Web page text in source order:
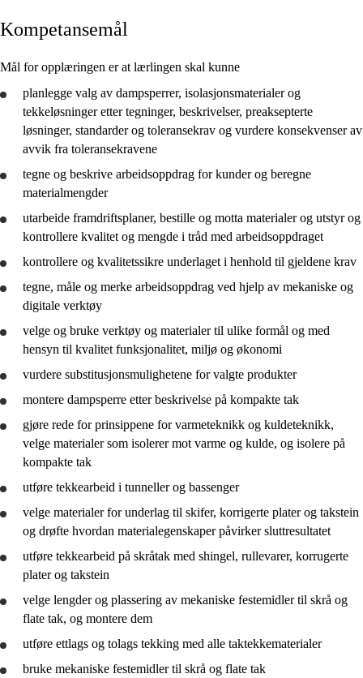
Kjerneelementer
Tverrfaglige temaer
Grunnleggende ferdigheter
Tak- og membrantekkerfaget
Kompetansemål
Mål for opplæringen er at lærlingen skal kunne
planlegge valg av dampsperrer, isolasjonsmaterialer og
tekkeløsninger etter tegninger, beskrivelser, preaksepterte
løsninger, standarder og toleransekrav og vurdere konsekvenser av
avvik fra toleransekravene
tegne og beskrive arbeidsoppdrag for kunder og beregne
materialmengder
utarbeide framdriftsplaner, bestille og motta materialer og utstyr og
kontrollere kvalitet og mengde i tråd med arbeidsoppdraget
kontrollere og kvalitetssikre underlaget i henhold til gjeldene krav
tegne, måle og merke arbeidsoppdrag ved hjelp av mekaniske og
digitale verktøy
velge og bruke verktøy og materialer til ulike formål og med
hensyn til kvalitet funksjonalitet, miljø og økonomi
vurdere substitusjonsmulighetene for valgte produkter
montere dampsperre etter beskrivelse på kompakte tak
gjøre rede forprinsippene for varmeteknikk og kuldeteknikk,
velge materialer som isolerer mot varme og kulde, og isolere på
kompakte tak
utføre tekkearbeid i tunneller og bassenger
velge materialer for underlag til skifer, korrigerte plater og takstein
og drøfte hvordan materialegenskaper påvirker sluttresultatet
utføre tekkearbeid på skråtak med shingel, rullevarer, korrugerte
plater og takstein
velge lengder og plassering av mekaniske festemidler til skrå og
flate tak, og montere dem
utføre ettlags og tolags tekking med alle taktekkematerialer
bruke mekaniske festemidler til skrå og flate tak